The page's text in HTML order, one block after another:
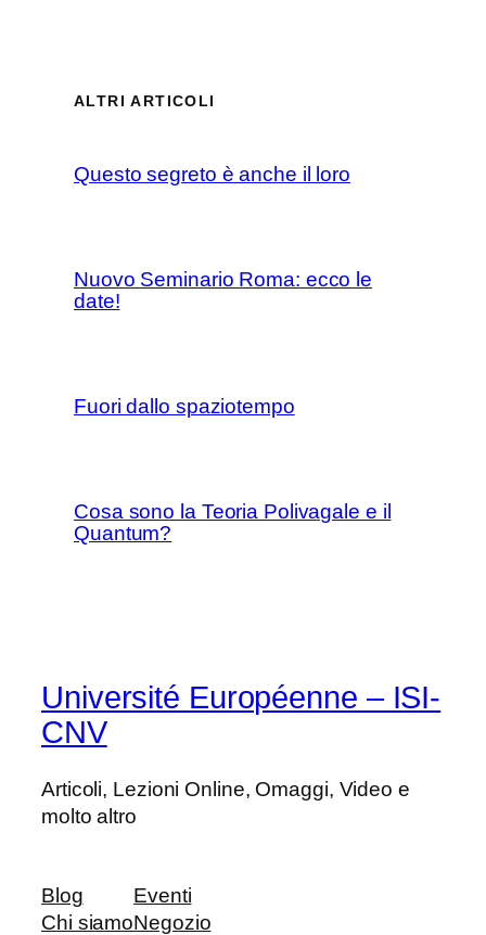
ALTRI ARTICOLI
Questo segreto è anche il loro
Nuovo Seminario Roma: ecco le
date!
Fuori dallo spaziotempo
Cosa sono la Teoria Polivagale e il
Quantum?
Université Européenne – ISI-
CNV
Articoli, Lezioni Online, Omaggi, Video e
molto altro
Blog
Chi siamo
Eventi
Negozio